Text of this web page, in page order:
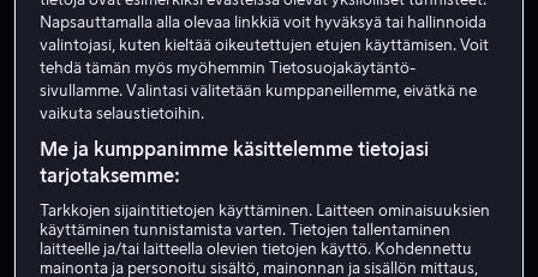
A Haunted House
5.1 Komedia
HD
Vuokraa 3,99 €
Osta 9,99 €
Napsauttamalla alla olevaa linkkiä voit hyväksyä tai hallinnoida
valintojasi, kuten kieltää oikeutettujen etujen käyttämisen. Voit
tehdä tämän myös myöhemmin Tietosuojakäytäntö-
sivullamme. Valintasi välitetään kumppaneillemme, eivätkä ne
vaikuta selaustietoihin.
Me ja kumppanimme käsittelemme tietojasi
tarjotaksemme:
Tarkkojen sijaintitietojen käyttäminen. Laitteen ominaisuuksien
käyttäminen tunnistamista varten. Tietojen tallentaminen
laitteelle ja/tai laitteella olevien tietojen käyttö. Kohdennettu
mainonta ja personoitu sisältö, mainonnan ja sisällön mittaus,